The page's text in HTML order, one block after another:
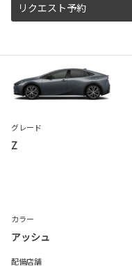
リクエスト予約
グレード
Z
カラー
アッシュ
配備店舗